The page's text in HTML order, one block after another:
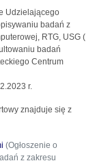
Udzielającego
badań z
RTG, USG (
badań
Centrum
r.
znajduje się z
(Ogłoszenie o
z zakresu